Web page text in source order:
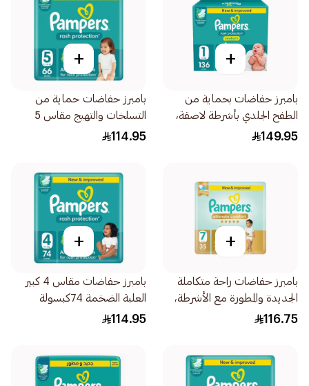
+
بامبرز حفاضات بحماية من
الطفح الجلدي بأشرطة لاصقة،
149.95
+
بامبرز حفاضات حماية من
التسلخات والتهيج مقاس 5
66قطعة
114.95
+
بامبرز حفاضات راحة متكاملة
الجديدة والمطورة مع الأشرطة،
مقاس 7،15 35قطعة
116.75
+
بامبرز حفاضات مقاس 4 كبير
العلبة الضخمة 74كبسولة
114.95